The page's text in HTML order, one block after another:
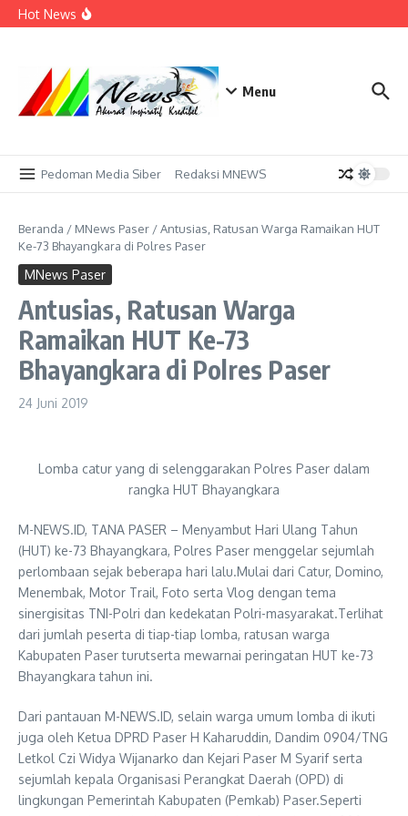
Lewati ke konten
Hot News
2026
Datang ke Sini
NISN Luar Daerah dan Berkas Tidak Valid Jadi Kendala
Utama SPMB SMKN 1 Tanah Grogot, Orang Tua Diminta
Bersiap
Menu
Pedoman Media Siber Redaksi MNEWS
Beranda / MNews Paser /Antusias, Ratusan Warga Ramaikan HUT
Ke-73 Bhayangkara di Polres Paser
MNews Paser
Antusias, Ratusan Warga
Ramaikan HUT Ke-73
Bhayangkara di Polres Paser
24 Juni 2019
Lomba catur yang di selenggarakan Polres Paser dalam
rangka HUT Bhayangkara
M-NEWS.ID, TANA PASER – Menyambut Hari Ulang Tahun
(HUT) ke-73 Bhayangkara, Polres Paser menggelar sejumlah
perlombaan sejak beberapa hari lalu.Mulai dari Catur, Domino,
Menembak, Motor Trail, Foto serta Vlog dengan tema
sinergisitas TNI-Polri dan kedekatan Polri-masyarakat.Terlihat
dari jumlah peserta di tiap-tiap lomba, ratusan warga
Kabupaten Paser turutserta mewarnai peringatan HUT ke-73
Bhayangkara tahun ini.
Dari pantauan M-NEWS.ID, selain warga umum lomba di ikuti
juga oleh Ketua DPRD Paser H Kaharuddin, Dandim 0904/TNG
Letkol Czi Widya Wijanarko dan Kejari Paser M Syarif serta
sejumlah kepala Organisasi Perangkat Daerah (OPD) di
lingkungan Pemerintah Kabupaten (Pemkab) Paser.Seperti